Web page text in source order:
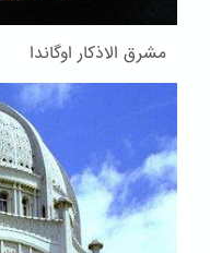
مشرق الاذکار اوگاندا